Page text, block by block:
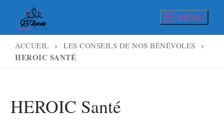
contenu
MENU
ACCUEIL LES CONSEILS DE NOS BÉNÉVOLES
HEROIC SANTÉ
HEROIC Santé